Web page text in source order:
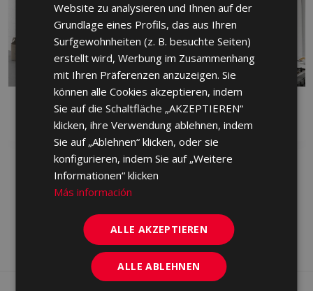
ROT, WEISS
ARDEN
WEISS
GERMAN
PORTUGUESE
Website zu analysieren und Ihnen auf der
Grundlage eines Profils, das aus Ihren
Surfgewohnheiten (z. B. besuchte Seiten)
erstellt wird, Werbung im Zusammenhang
mit Ihren Präferenzen anzuzeigen. Sie
können alle Cookies akzeptieren, indem
Sie auf die Schaltfläche „AKZEPTIEREN“
klicken, ihre Verwendung ablehnen, indem
Sie auf „Ablehnen“ klicken, oder sie
konfigurieren, indem Sie auf „Weitere
Informationen“ klicken
Más información
ALLE AKZEPTIEREN
ALLE ABLEHNEN